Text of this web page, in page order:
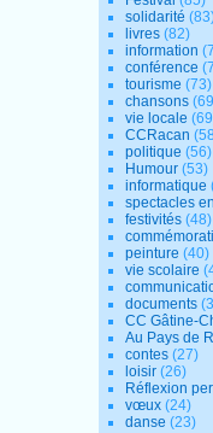
solidarité
livres (82)
information
conférence
tourisme (73)
chansons
vie locale
CCRacan
politique (56)
Humour (53)
informatique
spectacles
festivités (48)
peinture (40)
vie scolaire
documents
CC Gâtine-
Au Pays de
contes (27)
loisir (26)
Réflexion
vœux (24)
danse (23)